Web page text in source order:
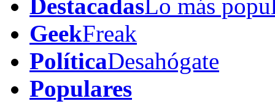
DestacadasLo más
GeekFreak
PolíticaDesahógate
Populares